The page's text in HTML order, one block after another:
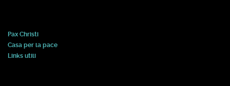
Pax Christi
Casa per la pace
Links utili